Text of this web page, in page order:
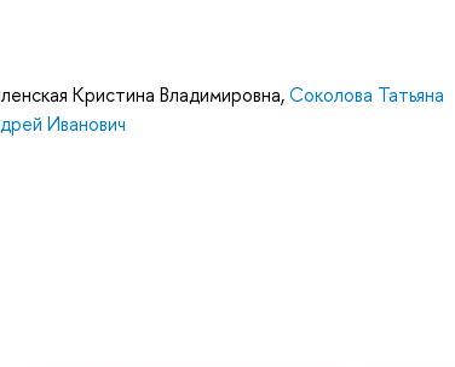
Кристина Владимировна,Соколова Татьяна
Иванович